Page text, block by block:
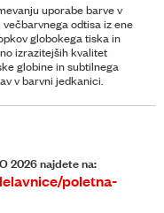
uporabe barve v
odtisa iz ene
globokega tiska in
izrazitejših kvalitet
globine in subtilnega
v barvni jedkanici.
2026 najdete na:
poletna-